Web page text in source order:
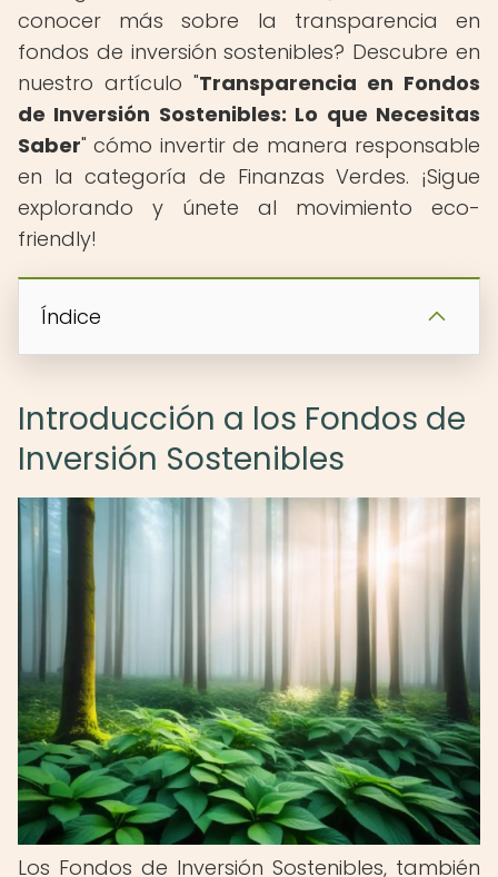
conocer más sobre la transparencia en
fondos de inversión sostenibles? Descubre en
nuestro artículo "Transparencia en Fondos
de Inversión Sostenibles: Lo que Necesitas
Saber" cómo invertir de manera responsable
en la categoría de Finanzas Verdes. ¡Sigue
explorando y únete al movimiento eco-
friendly!
Índice
Introducción a los Fondos de
Inversión Sostenibles
Los Fondos de Inversión Sostenibles, también